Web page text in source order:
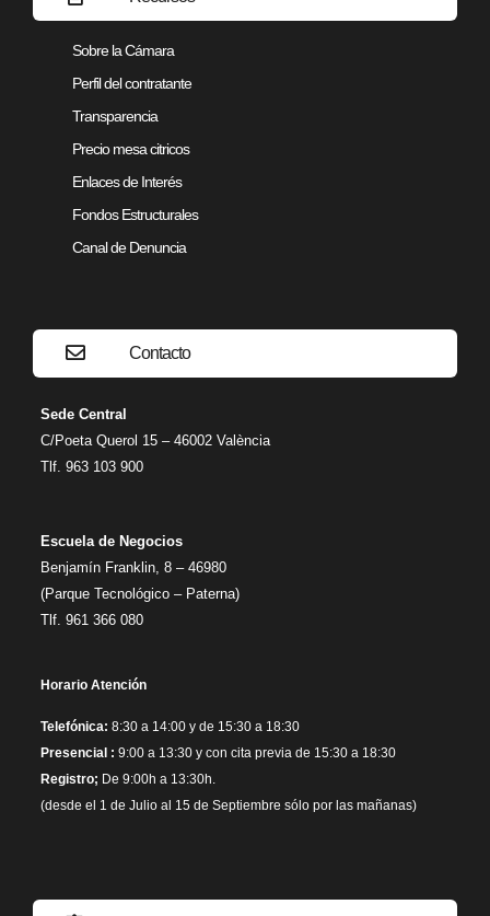
Sobre la Cámara
Perfil del contratante
Transparencia
Precio mesa citricos
Enlaces de Interés
Fondos Estructurales
Canal de Denuncia
Contacto
Sede Central
C/Poeta Querol 15 – 46002 València
Tlf. 963 103 900
Escuela de Negocios
Benjamín Franklin, 8 – 46980
(Parque Tecnológico – Paterna)
Tlf. 961 366 080
Horario Atención
Telefónica: 8:30 a 14:00 y de 15:30 a 18:30
Presencial : 9:00 a 13:30 y con cita previa de 15:30 a 18:30
Registro; De 9:00h a 13:30h.
(desde el 1 de Julio al 15 de Septiembre sólo por las mañanas)